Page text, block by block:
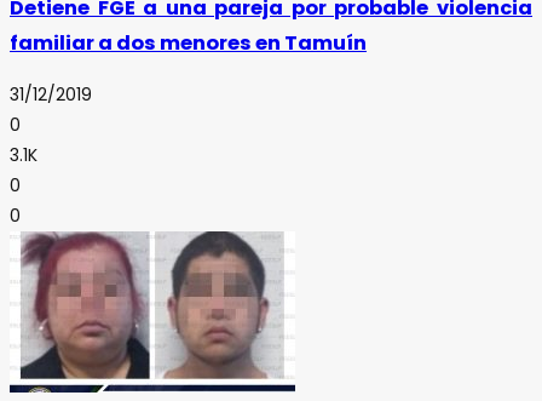
Detiene FGE a una pareja por probable violencia
familiar a dos menores en Tamuín
31/12/2019
0
3.1K
0
0